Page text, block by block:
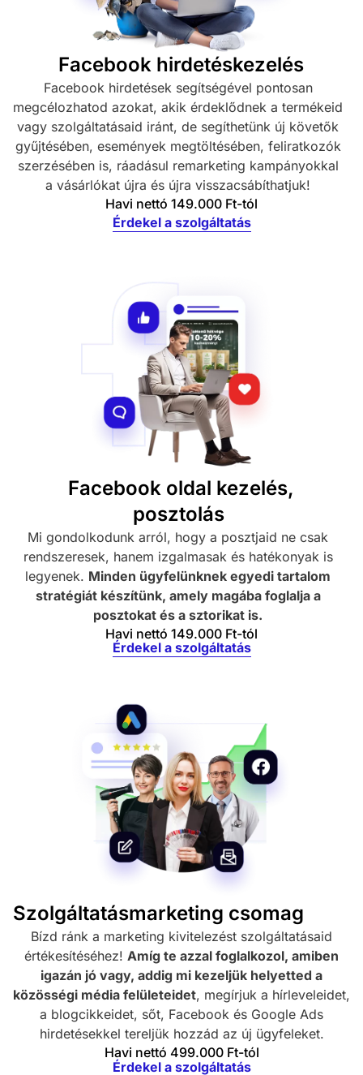
Facebook hirdetéskezelés
Facebook hirdetések segítségével pontosan
megcélozhatod azokat, akik érdeklődnek a termékeid
vagy szolgáltatásaid iránt, de segíthetünk új követők
gyűjtésében, események megtöltésében, feliratkozók
szerzésében is, ráadásul remarketing kampányokkal
a vásárlókat újra és újra visszacsábíthatjuk!
Havi nettó 149.000 Ft-tól
Érdekel a szolgáltatás
Facebook oldal kezelés,
posztolás
Mi gondolkodunk arról, hogy a posztjaid ne csak
rendszeresek, hanem izgalmasak és hatékonyak is
legyenek. Minden ügyfelünknek egyedi tartalom
stratégiát készítünk, amely magába foglalja a
posztokat és a sztorikat is.
Havi nettó 149.000 Ft-tól
Érdekel a szolgáltatás
Szolgáltatásmarketing csomag
Bízd ránk a marketing kivitelezést szolgáltatásaid
értékesítéséhez! Amíg te azzal foglalkozol, amiben
igazán jó vagy, addig mi kezeljük helyetted a
közösségi média felületeidet, megírjuk a hírleveleidet,
a blogcikkeidet, sőt, Facebook és Google Ads
hirdetésekkel tereljük hozzád az új ügyfeleket.
Havi nettó 499.000 Ft-tól
Érdekel a szolgáltatás